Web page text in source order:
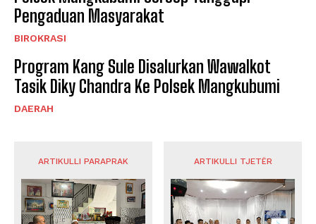
Pengaduan Masyarakat
BIROKRASI
Program Kang Sule Disalurkan Wawalkot
Tasik Diky Chandra Ke Polsek Mangkubumi
DAERAH
ARTIKULLI PARAPRAK ARTIKULLI TJETËR